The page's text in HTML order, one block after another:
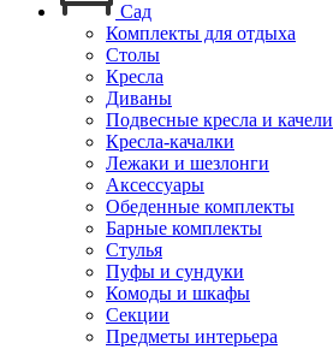
Сад
Комплекты для отдыха
Столы
Кресла
Диваны
Подвесные кресла и качели
Кресла-качалки
Лежаки и шезлонги
Аксессуары
Обеденные комплекты
Барные комплекты
Стулья
Пуфы и сундуки
Комоды и шкафы
Секции
Предметы интерьера